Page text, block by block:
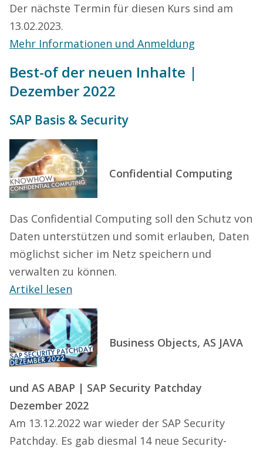
Der nächste Termin für diesen Kurs sind am
13.02.2023.
Mehr Informationen und Anmeldung
Best-of der neuen Inhalte |
Dezember 2022
SAP Basis & Security
Confidential Computing
Das Confidential Computing soll den Schutz von
Daten unterstützen und somit erlauben, Daten
möglichst sicher im Netz speichern und
verwalten zu können.
Artikel lesen
Business Objects, AS JAVA
und AS ABAP | SAP Security Patchday
Dezember 2022
Am 13.12.2022 war wieder der SAP Security
Patchday. Es gab diesmal 14 neue Security-